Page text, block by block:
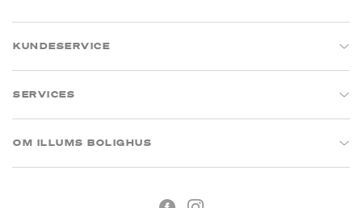
KUNDESERVICE
SERVICES
OM ILLUMS BOLIGHUS